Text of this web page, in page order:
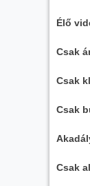
Élő
Csak
Csak
Csak
Csak